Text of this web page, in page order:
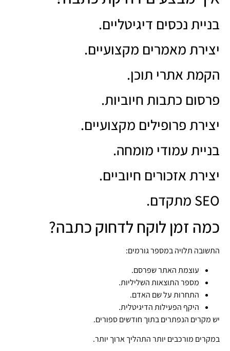
בניית נכסים דיגיטליים.
יצירת מאמרים מקצועיים.
הקמת אתרי תוכן.
פרסום כתבות חיוביות.
יצירת פרופילים מקצועיים.
בניית עמודי מומחה.
יצירת אזכורים חיוביים.
SEO מתקדם.
כמה זמן לוקח לדחוק כתבה?
התשובה תלויה במספר גורמים:
עוצמת האתר שפרסם.
מספר התוצאות השליליות.
התחרות על שם האדם.
היקף הפעילות הדיגיטלית.
יש מקרים הנפתרים בתוך חודשים ספורים.
במקרים מורכבים יותר התהליך ארוך יותר.